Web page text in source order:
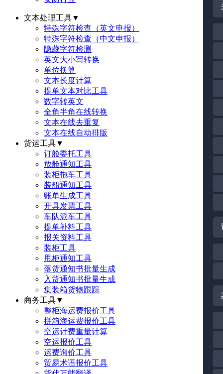
文本处理工具▼
特殊字符检查（英文申报）
特殊字符检查（中文申报）
隐藏字符检测
英文大小写转换
单位换算
文本长度计算
提单文本对比工具
数字转英文
全角半角在线转换
文本在线去重复
文本在线自动排版
货运工具▼
订舱委托工具
放舱通知工具
装柜拖车工具
装船通知工具
账单生成工具
开具发票工具
车队派车工具
提单补料工具
报关资料工具
装柜工具
甩柜通知工具
落货通知书批量生成
入货通知书批量生成
集装箱货物跟踪
商务工具▼
整柜海运费报价工具
拼箱海运费报价工具
空运计费重量计算
空运报价工具
运费询价工具
贸易术语报价工具